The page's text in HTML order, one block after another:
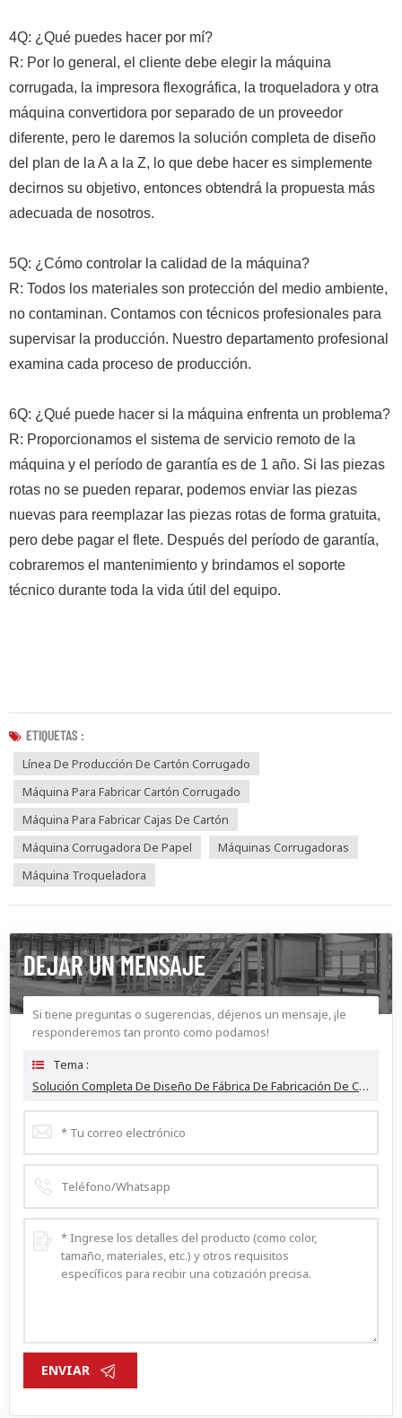
4Q: ¿Qué puedes hacer por mí?
R: Por lo general, el cliente debe elegir la máquina
corrugada, la impresora flexográfica, la troqueladora y otra
máquina convertidora por separado de un proveedor
diferente, pero le daremos la solución completa de diseño
del plan de la A a la Z, lo que debe hacer es simplemente
decirnos su objetivo, entonces obtendrá la propuesta más
adecuada de nosotros.
5Q: ¿Cómo controlar la calidad de la máquina?
R: Todos los materiales son protección del medio ambiente,
no contaminan. Contamos con técnicos profesionales para
supervisar la producción. Nuestro departamento profesional
examina cada proceso de producción.
6Q: ¿Qué puede hacer si la máquina enfrenta un problema?
R: Proporcionamos el sistema de servicio remoto de la
máquina y el período de garantía es de 1 año. Si las piezas
rotas no se pueden reparar, podemos enviar las piezas
nuevas para reemplazar las piezas rotas de forma gratuita,
pero debe pagar el flete. Después del período de garantía,
cobraremos el mantenimiento y brindamos el soporte
técnico durante toda la vida útil del equipo.
ETIQUETAS :
Línea De Producción De Cartón Corrugado
Máquina Para Fabricar Cartón Corrugado
Máquina Para Fabricar Cajas De Cartón
Máquina Corrugadora De Papel
Máquinas Corrugadoras
Máquina Troqueladora
DEJAR UN MENSAJE
Si tiene preguntas o sugerencias, déjenos un mensaje, ¡le
responderemos tan pronto como podamos!
Tema :
Solución Completa De Diseño De Fábrica De Fabricación De Cajas De Cartón Corrugado
ENVIAR